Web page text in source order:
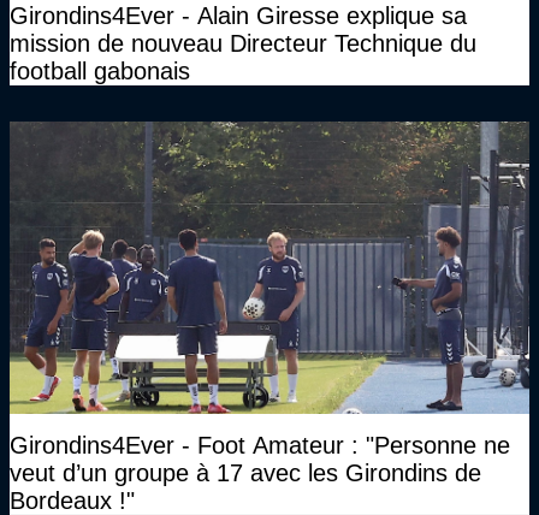
Girondins4Ever - Alain Giresse explique sa
mission de nouveau Directeur Technique du
football gabonais
Girondins4Ever - Foot Amateur : "Personne ne
veut d’un groupe à 17 avec les Girondins de
Bordeaux !"